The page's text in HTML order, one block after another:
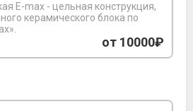
конструкция,
керамического блока по
от 10000₽